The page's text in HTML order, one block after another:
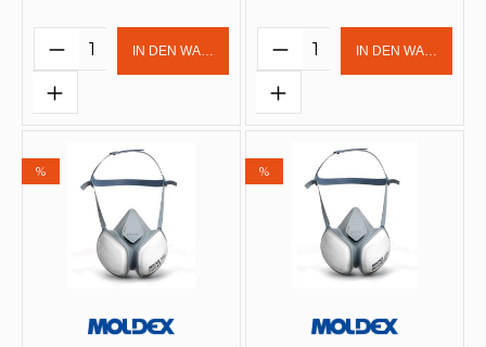
Produkt Anzahl: Gib den
IN DEN WARENKORB Produkt Anzahl:
IN DEN
% %